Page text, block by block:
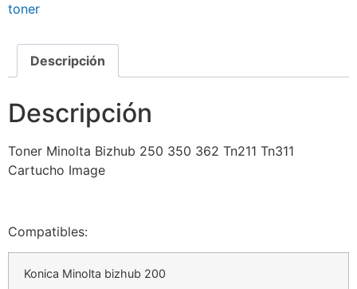
toner
Descripción
Descripción
Toner Minolta Bizhub 250 350 362 Tn211 Tn311
Cartucho Image
Compatibles:
Konica Minolta bizhub 200